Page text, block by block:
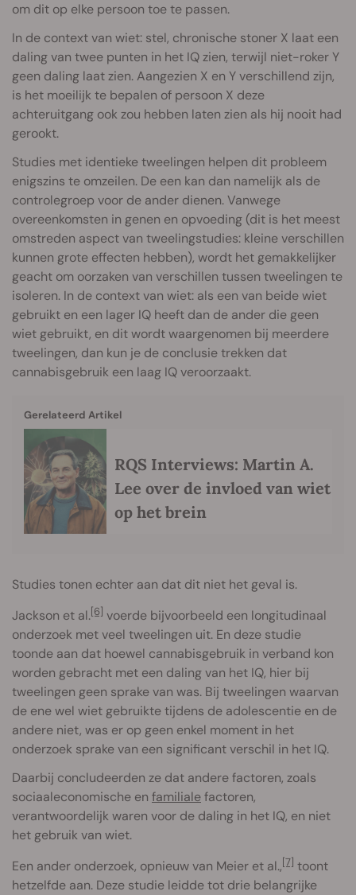
om dit op elke persoon toe te passen.
In de context van wiet: stel, chronische stoner X laat een
daling van twee punten in het IQ zien, terwijl niet-roker Y
geen daling laat zien. Aangezien X en Y verschillend zijn,
is het moeilijk te bepalen of persoon X deze
achteruitgang ook zou hebben laten zien als hij nooit had
gerookt.
Studies met identieke tweelingen helpen dit probleem
enigszins te omzeilen. De een kan dan namelijk als de
controlegroep voor de ander dienen. Vanwege
overeenkomsten in genen en opvoeding (dit is het meest
omstreden aspect van tweelingstudies: kleine verschillen
kunnen grote effecten hebben), wordt het gemakkelijker
geacht om oorzaken van verschillen tussen tweelingen te
isoleren. In de context van wiet: als een van beide wiet
gebruikt en een lager IQ heeft dan de ander die geen
wiet gebruikt, en dit wordt waargenomen bij meerdere
tweelingen, dan kun je de conclusie trekken dat
cannabisgebruik een laag IQ veroorzaakt.
Gerelateerd Artikel
RQS Interviews: Martin A.
Lee over de invloed van wiet
op het brein
Studies tonen echter aan dat dit niet het geval is.
Jackson et al.[6] voerde bijvoorbeeld een longitudinaal
onderzoek met veel tweelingen uit. En deze studie
toonde aan dat hoewel cannabisgebruik in verband kon
worden gebracht met een daling van het IQ, hier bij
tweelingen geen sprake van was. Bij tweelingen waarvan
de ene wel wiet gebruikte tijdens de adolescentie en de
andere niet, was er op geen enkel moment in het
onderzoek sprake van een significant verschil in het IQ.
Daarbij concludeerden ze dat andere factoren, zoals
sociaaleconomische en familialefactoren,
verantwoordelijk waren voor de daling in het IQ, en niet
het gebruik van wiet.
Een ander onderzoek, opnieuw van Meier et al.,[7] toont
hetzelfde aan. Deze studie leidde tot drie belangrijke